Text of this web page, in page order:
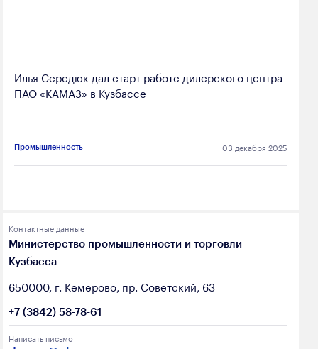
Илья Середюк дал старт работе дилерского центра
ПАО «КАМАЗ» в Кузбассе
Промышленность 03 декабря 2025
Контактные данные
Министерство промышленности и торговли
Кузбасса
650000, г. Кемерово, пр. Советский, 63
+7 (3842) 58-78-61
Написать письмо